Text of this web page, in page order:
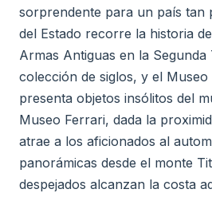
sorprendente para un país tan
del Estado recorre la historia
Armas Antiguas en la
colección de siglos, y el Museo
presenta objetos insólitos del
Museo Ferrari, dada la
atrae a los aficionados al
panorámicas desde el monte
despejados alcanzan la costa